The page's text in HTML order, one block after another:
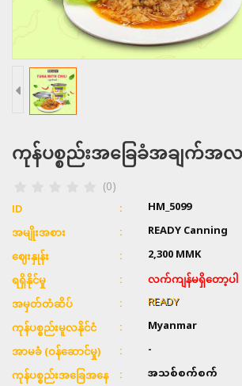
ကုန်ပစ္စည်းအခြေခံအချက်အ
(0)
ID HM_5099
အမျိုးအစား READY Canning
ဈေးနှုန်း 2,300MMK
ရရှိနိုင်မှု
လက်ကျန်မရှိတော့ပါ
အမှတ်တံဆိပ်
READY
ကုန်ပစ္စည်းမူလနိုင်ငံ Myanmar
အာမခံ (ဝန်ဆောင်မှု) -
ကုန်ပစ္စည်းအခြေအနေ အသစ်စက်စက်